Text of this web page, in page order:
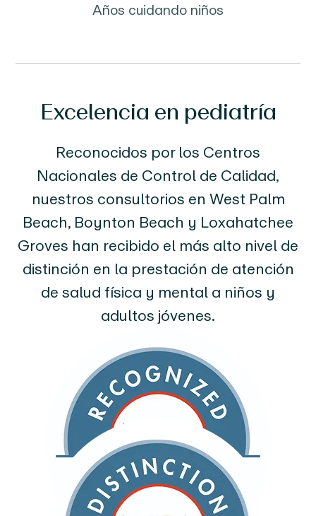
Años cuidando niños
Excelencia en pediatría
Reconocidos por los Centros
Nacionales de Control de Calidad,
nuestros consultorios en West Palm
Beach, Boynton Beach y Loxahatchee
Groves han recibido el más alto nivel de
distinción en la prestación de atención
de salud física y mental a niños y
adultos jóvenes.